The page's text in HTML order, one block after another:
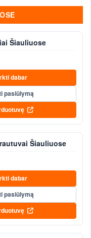
Šiauliuose
dabar
pasiūlymą
Šiauliuose
dabar
pasiūlymą